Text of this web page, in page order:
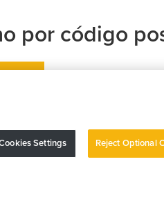
por código
restricciones.
Settings Reject Optional